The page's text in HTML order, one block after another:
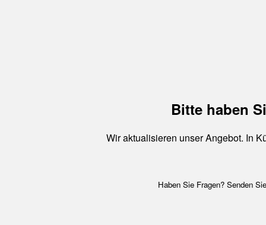
Bitte haben
Wir aktualisieren unser Angebot. In
Haben Sie Fragen? Senden